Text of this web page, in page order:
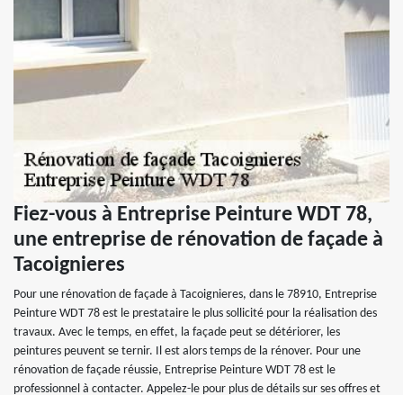
Fiez-vous à Entreprise Peinture WDT 78,
une entreprise de rénovation de façade à
Tacoignieres
Pour une rénovation de façade à Tacoignieres, dans le 78910, Entreprise
Peinture WDT 78 est le prestataire le plus sollicité pour la réalisation des
travaux. Avec le temps, en effet, la façade peut se détériorer, les
peintures peuvent se ternir. Il est alors temps de la rénover. Pour une
rénovation de façade réussie, Entreprise Peinture WDT 78 est le
professionnel à contacter. Appelez-le pour plus de détails sur ses offres et